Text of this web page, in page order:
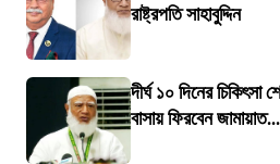
রাষ্ট্রপতি সাহাবুদ্দিন
দীর্ঘ ১০ দিনের
বাসায় ফিরবেন জামায়াত...